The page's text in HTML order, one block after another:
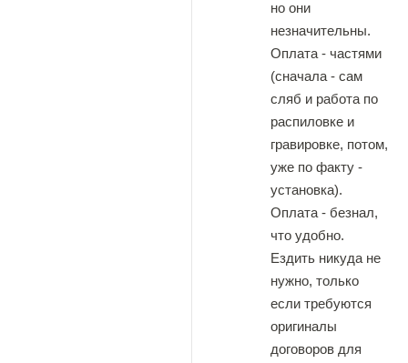
но они
незначительны.
Оплата - частями
(сначала - сам
сляб и работа по
распиловке и
гравировке, потом,
уже по факту -
установка).
Оплата - безнал,
что удобно.
Ездить никуда не
нужно, только
если требуются
оригиналы
договоров для